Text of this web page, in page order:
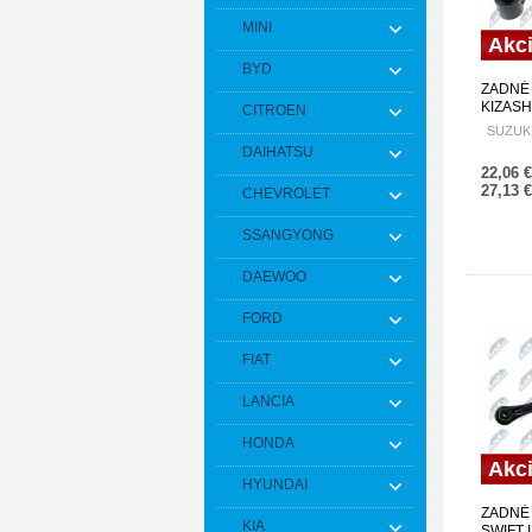
MINI
BYD
CITROEN
DAIHATSU
CHEVROLET
SSANGYONG
DAEWOO
FORD
FIAT
LANCIA
HONDA
HYUNDAI
KIA
22,06
27,13